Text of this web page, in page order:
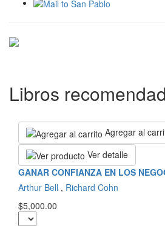
Libros
Agregar al
Ver detalle
GANAR CONFIANZA EN LOS
Arthur Bell , Richard Cohn
$5,000.00